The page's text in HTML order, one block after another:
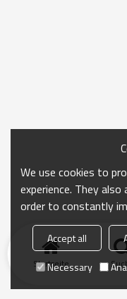
Startseite
We use cookies to
experience. They
order to constantly
Accept all
Necessary